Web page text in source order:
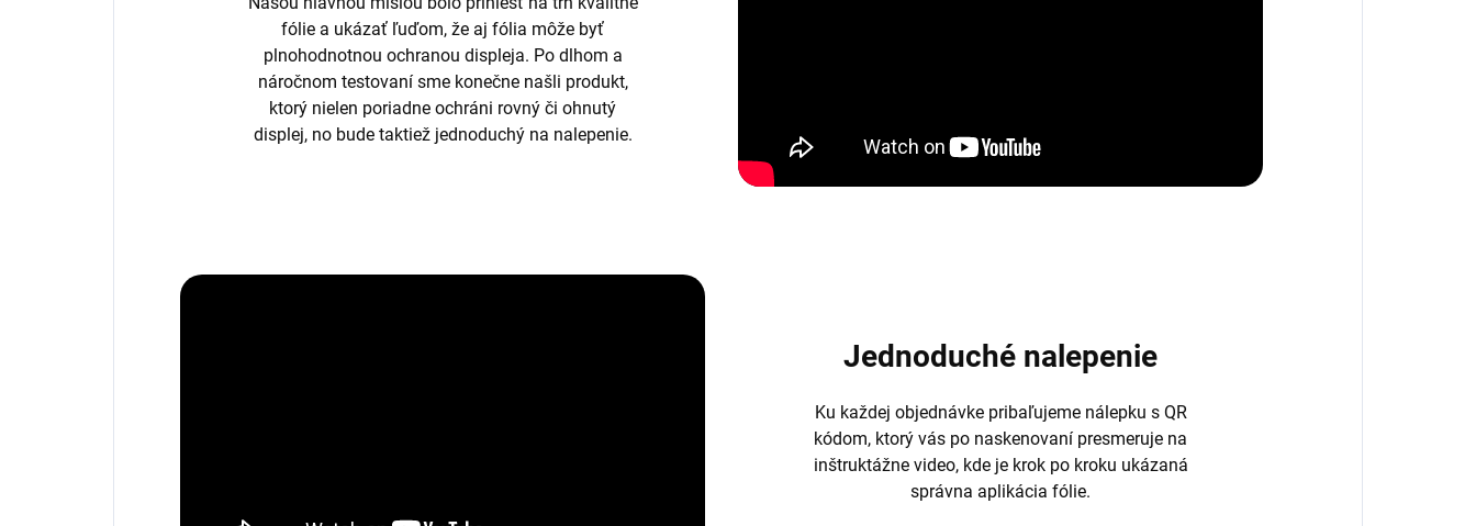
fólie a ukázať ľuďom, že aj fólia môže byť
plnohodnotnou ochranou displeja. Po dlhom a
náročnom testovaní sme konečne našli produkt,
ktorý nielen poriadne ochráni rovný či ohnutý
displej, no bude taktiež jednoduchý na nalepenie.
Jednoduché nalepenie
Ku každej objednávke pribaľujeme nálepku s QR
kódom, ktorý vás po naskenovaní presmeruje na
inštruktážne video, kde je krok po kroku ukázaná
správna aplikácia fólie.